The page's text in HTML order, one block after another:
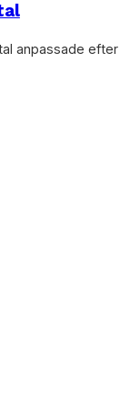
anpassade